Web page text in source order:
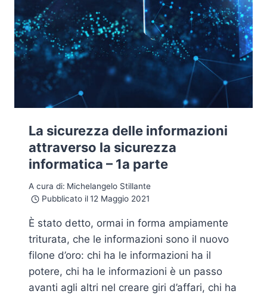
La sicurezza delle informazioni
attraverso la sicurezza
informatica – 1a parte
A cura di: Michelangelo Stillante
Pubblicato il 12 Maggio 2021
È stato detto, ormai in forma ampiamente
triturata, che le informazioni sono il nuovo
filone d’oro: chi ha le informazioni ha il
potere, chi ha le informazioni è un passo
avanti agli altri nel creare giri d’affari, chi ha